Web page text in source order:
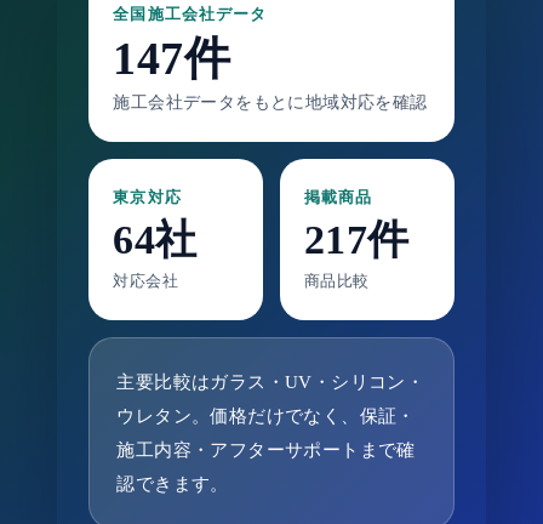
全国施工会社データ
147件
施工会社データをもとに地域対応を確認
東京対応
64社
対応会社
掲載商品
217件
商品比較
主要比較はガラス・UV・シリコン・
ウレタン。価格だけでなく、保証・
施工内容・アフターサポートまで確
認できます。